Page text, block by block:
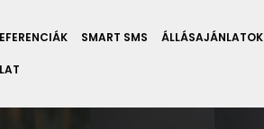
SMART SMS ÁLLÁSAJÁNLATOK